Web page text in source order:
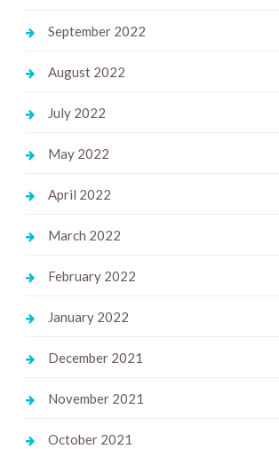
September 2022
August 2022
July 2022
May 2022
April 2022
March 2022
February 2022
January 2022
December 2021
November 2021
October 2021